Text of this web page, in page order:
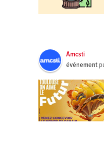
Amcsti
événement